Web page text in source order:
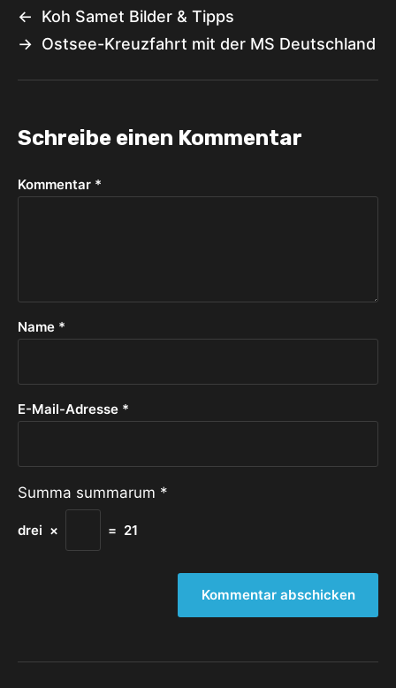
←
Koh Samet Bilder & Tipps
→ Ostsee-Kreuzfahrt mit der MS Deutschland
Schreibe einen Kommentar
Kommentar *
Name *
E-Mail-Adresse *
Summa summarum *
drei × = 21